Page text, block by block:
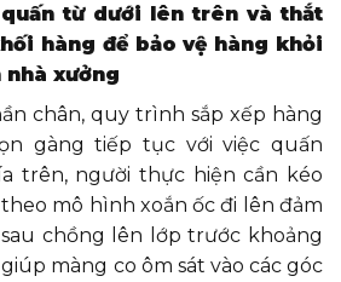
từ dưới lên trên và thắt
hàng để bảo vệ hàng khỏi
nhà xưởng
chân, quy trình sắp xếp hàng
gàng tiếp tục với việc quấn
trên, người thực hiện cần kéo
mô hình xoắn ốc đi lên đảm
chồng lên lớp trước khoảng
màng co ôm sát vào các góc